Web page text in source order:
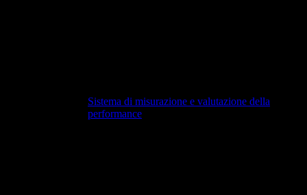
Sistema di misurazione e valutazione della
performance